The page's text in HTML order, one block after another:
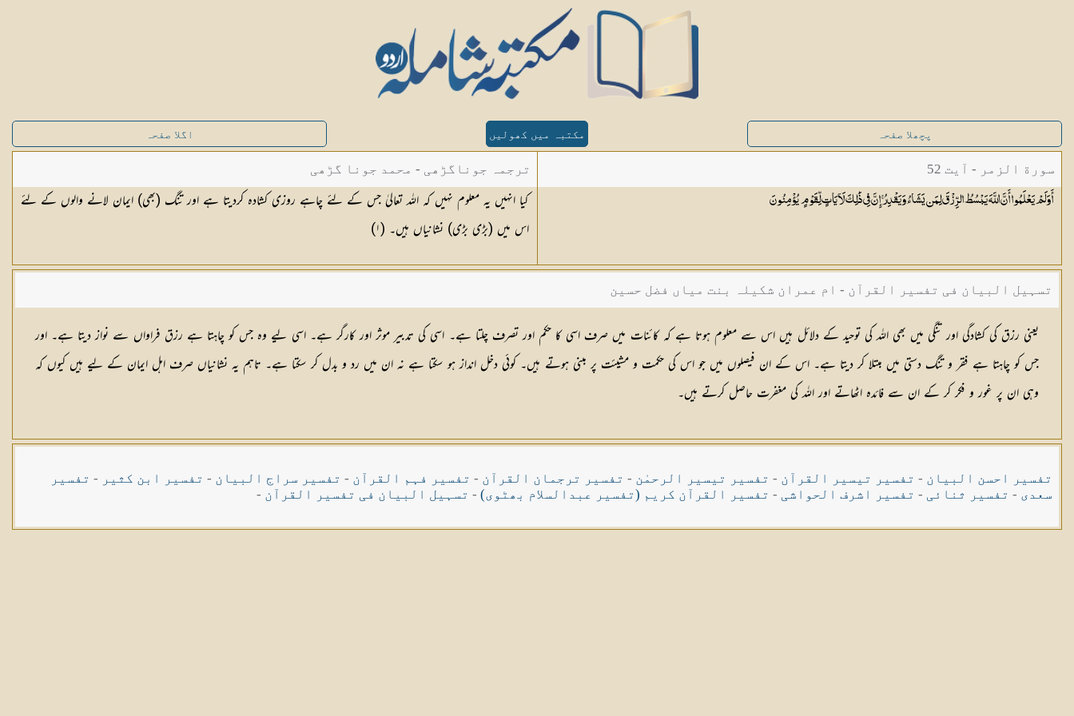
پچھلا صفحہ مکتبہ میں کھولیں اگلا صفحہ
سورة الزمر - آیت 52
أَوَلَمْ يَعْلَمُوا أَنَّ اللَّهَ يَبْسُطُ الرِّزْقَ لِمَن يَشَاءُ وَيَقْدِرُ ۚ إِنَّ فِي ذَٰلِكَ لَآيَاتٍ لِّقَوْمٍيُؤْمِنُونَ
ترجمہ جوناگڑھی - محمد جونا گڑھی
کیا انہیں یہ معلوم نہیں کہ اللہ تعالیٰ جس کے لئے چاہے روزی کشادہ کردیتا ہے اور تنگ (بھی) ایمان لانے والوں کے لئے
اس میں (بڑی بڑی) نشانیاں ہیں۔ (١)
تسہیل البیان فی تفسیر القرآن - ام عمران شکیلہ بنت میاں فضل حسین
یعنی رزق کی کشادگی اور تنگی میں بھی اللہ کی توحید کے دلائل ہیں اس سے معلوم ہوتا ہے کہ کائنات میں صرف اسی کا حکم اور تصرف چلتا ہے۔ اسی کی تدبیر موثر اور کارگر ہے۔ اسی لیے وہ جس کو چاہتا ہے رزق فراواں سے نواز دیتا ہے۔ اور
جس کو چاہتا ہے فقر و تنگ دستی میں مبتلا کر دیتا ہے۔ اس کے ان فیصلوں میں جو اس کی حکمت و مشیئت پر مبنی ہوتے ہیں۔ کوئی دخل انداز ہو سکتا ہے نہ ان میں رد و بدل کر سکتا ہے۔ تاہم یہ نشانیاں صرف اہل ایمان کے لیے ہیں کیوں کہ
وہی ان پر غور و فکر کر کے ان سے فائدہ اٹھاتے اور اللہ کی مغفرت حاصل کرتے ہیں۔
تفسیر احسن البیان - تفسیر تیسیر القرآن - تفسیر تیسیر الرحمٰن - تفسیر ترجمان القرآن - تفسیر فہم القرآن - تفسیر سراج البیان - تفسیر ابن کثیر - تفسیر
سعدی - تفسیر ثنائی - تفسیر اشرف الحواشی - تفسیر القرآن کریم (تفسیر عبدالسلام بھٹوی) - تسہیل البیان فی تفسیر القرآن -